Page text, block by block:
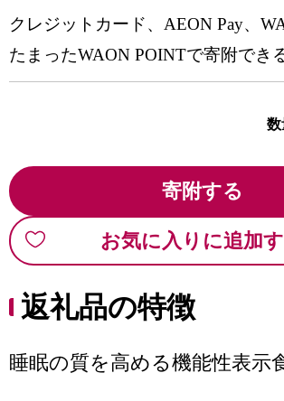
クレジットカード、AEON Pay、
たまったWAON POINTで寄附でき
数
寄附する
お気に入りに追加
返礼品の特徴
睡眠の質を高める機能性表示